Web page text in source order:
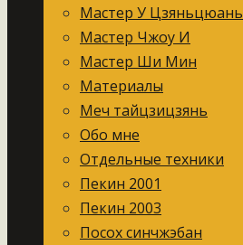
Мастер У Цзяньцюань
Мастер Чжоу И
Мастер Ши Мин
Материалы
Меч тайцзицзянь
Обо мне
Отдельные техники
Пекин 2001
Пекин 2003
Посох синчжэбан